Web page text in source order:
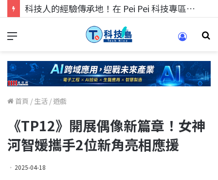
科技人的經驗傳承地！在 Pei Pei 科技專區，與學弟妹交流最硬核的技術
首頁 / 生活 / 遊戲
《TP12》開展偶像新篇章！女神
河智媛攜手2位新角亮相應援
2025-04-18